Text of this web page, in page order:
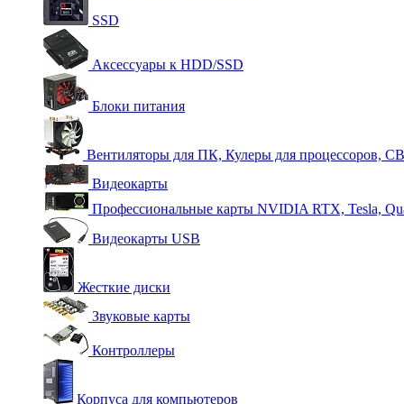
SSD
Аксессуары к HDD/SSD
Блоки питания
Вентиляторы для ПК, Кулеры для процессоров,
Видеокарты
Профессиональные карты NVIDIA RTX, Tesla,
Видеокарты USB
Жесткие диски
Звуковые карты
Контроллеры
Корпуса для компьютеров